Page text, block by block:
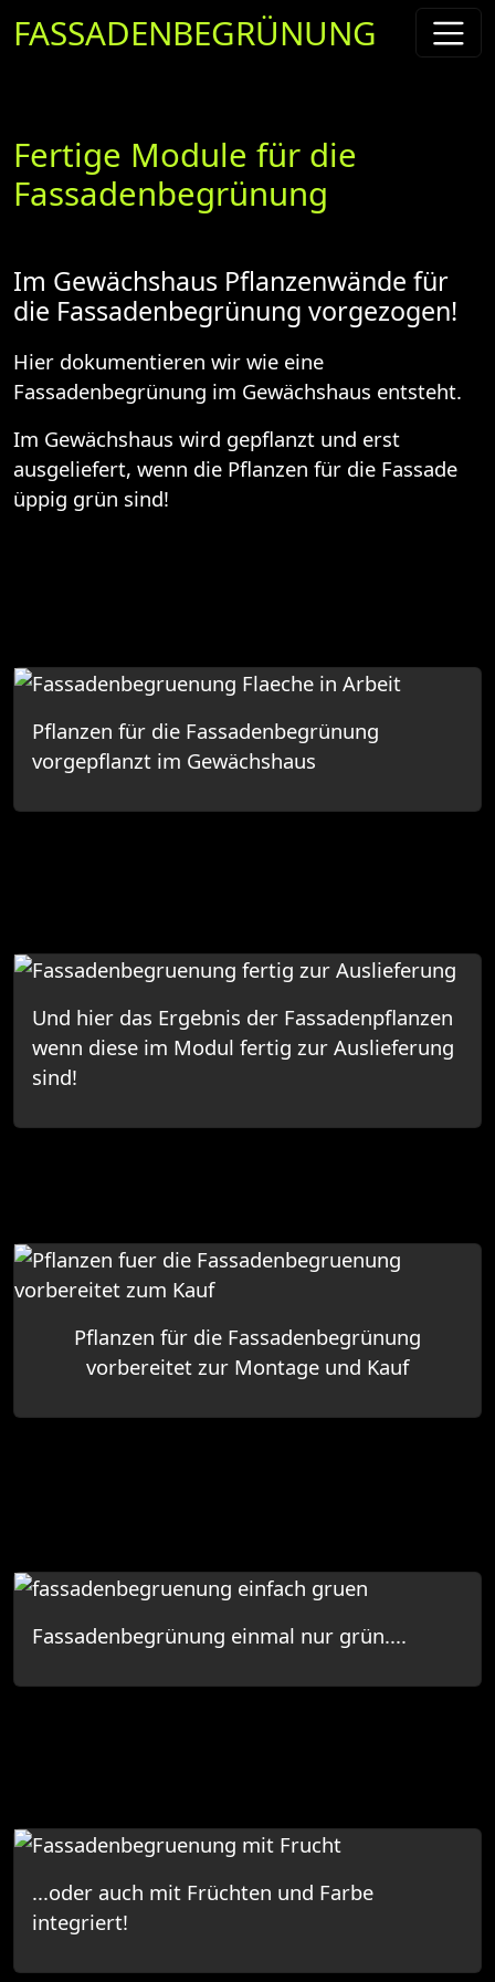
FASSADENBEGRÜNUNG
Fertige Module für die
Fassadenbegrünung
Im Gewächshaus Pflanzenwände für
die Fassadenbegrünung vorgezogen!
Hier dokumentieren wir wie eine
Fassadenbegrünung im Gewächshaus entsteht.
Im Gewächshaus wird gepflanzt und erst
ausgeliefert, wenn die Pflanzen für die Fassade
üppig grün sind!
Pflanzen für die Fassadenbegrünung
vorgepflanzt im Gewächshaus
Und hier das Ergebnis der Fassadenpflanzen
wenn diese im Modul fertig zur Auslieferung
sind!
Pflanzen für die Fassadenbegrünung
vorbereitet zur Montage und Kauf
Fassadenbegrünung einmal nur grün....
...oder auch mit Früchten und Farbe
integriert!